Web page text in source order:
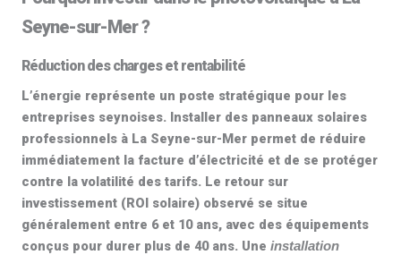
Seyne-sur-Mer ?
Réduction des charges et rentabilité
L’énergie représente un poste stratégique pour les
entreprises seynoises. Installer des panneaux solaires
professionnels à La Seyne-sur-Mer permet de réduire
immédiatement la facture d’électricité et de se protéger
contre la volatilité des tarifs. Le retour sur
investissement (ROI solaire) observé se situe
généralement entre 6 et 10 ans, avec des équipements
conçus pour durer plus de 40 ans. Une installation